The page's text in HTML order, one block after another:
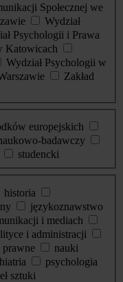
Społecznej we
Wydział
Psychologii i Prawa
Katowicach
Wydział Psychologii w
Zakład
europejskich
badawczy
studencki
historia
językoznawstwo
i mediach
i administracji
prawne
nauki
psychologia
sztuki